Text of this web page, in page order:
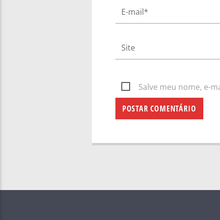
Salve meu nome, e-